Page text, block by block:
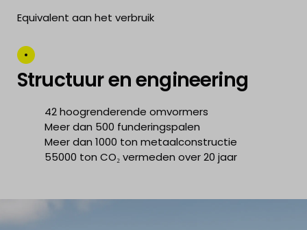
Equivalent aan het verbruik
Structuur en engineering
42 hoogrenderende omvormers
Meer dan 500 funderingspalen
Meer dan 1000 ton metaalconstructie
55000 ton CO₂ vermeden over 20 jaar